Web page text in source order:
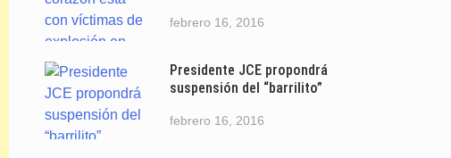
febrero 16, 2016
Presidente JCE propondrá
suspensión del “barrilito”
febrero 16, 2016